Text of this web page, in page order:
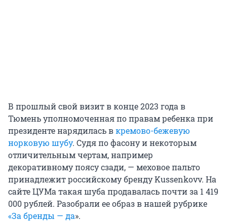
В прошлый свой визит в конце 2023 года в
Тюмень уполномоченная по правам ребенка при
президенте нарядилась вкремово-бежевую
норковую шубу. Судя по фасону и некоторым
отличительным чертам, например
декоративному поясу сзади, — меховое пальто
принадлежит российскому бренду Kussenkovv. На
сайте ЦУМа такая шуба продавалась почти за 1 419
000 рублей. Разобрали ее образ в нашей рубрике
«За бренды — да».